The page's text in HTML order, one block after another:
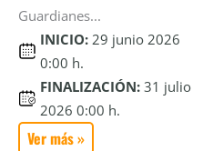
Guardianes...
INICIO: 29 junio 2026
0:00 h.
FINALIZACIÓN: 31 julio
2026 0:00 h.
Ver más »